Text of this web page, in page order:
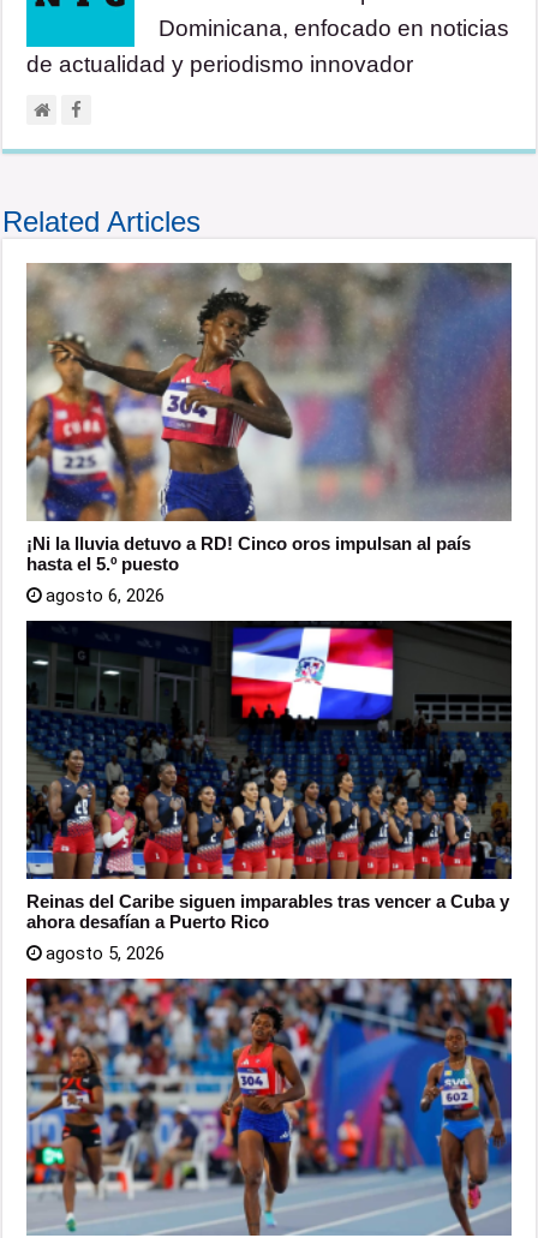
Dominicana, enfocado en noticias
de actualidad y periodismo innovador
Related Articles
¡Ni la lluvia detuvo a RD! Cinco oros impulsan al país
hasta el 5.º puesto
agosto 6, 2026
Reinas del Caribe siguen imparables tras vencer a Cuba y
ahora desafían a Puerto Rico
agosto 5, 2026